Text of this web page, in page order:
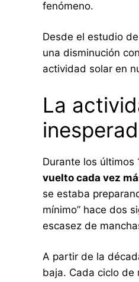
fenómeno.
Desde el estudio
una disminución
actividad solar en
La
Durante los últimos
vuelto cada vez
se estaba
mínimo” hace dos
escasez de
A partir de la
baja. Cada ciclo de